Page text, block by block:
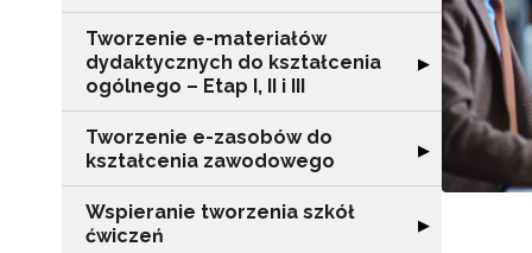
Tworzenie e-materiałów
dydaktycznych do kształcenia
ogólnego – Etap I, II i III
Rozwiń sekcję
▶
Tworzenie e-zasobów do
kształcenia zawodowego
Rozwiń sekcję
▶
Wspieranie tworzenia szkół
ćwiczeń
Rozwiń sekcję
▶